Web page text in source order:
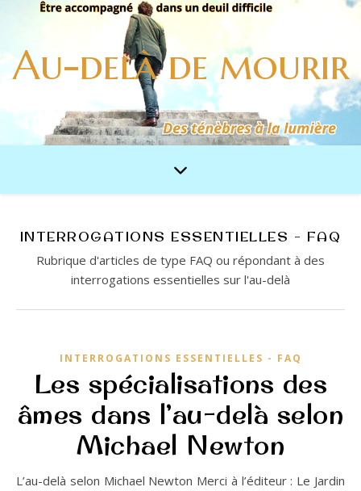
Au-delà de mourir
INTERROGATIONS ESSENTIELLES - FAQ
Rubrique d'articles de type FAQ ou répondant à des
interrogations essentielles sur l'au-delà
INTERROGATIONS ESSENTIELLES - FAQ
Les spécialisations des
âmes dans l’au-delà selon
Michael Newton
L’au-delà selon Michael Newton Merci à l’éditeur : Le Jardin